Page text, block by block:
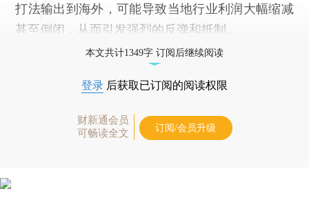
打法输出到海外，可能导致当地行业利润大幅缩减
甚至倒闭，从而引发强烈的反弹和抵制。
本文共计1349字 订阅后继续阅读
登录 后获取已订阅的阅读权限
财新通会员
可畅读全文
订阅/会员升级